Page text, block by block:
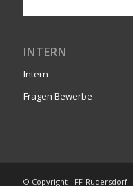
INTERN
Intern
Fragen Bewerbe
© Copyright - FF-Rudersdorf |